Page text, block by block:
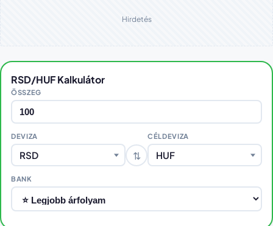
Hirdetés
RSD/HUF Kalkulátor
ÖSSZEG
DEVIZA
RSD ⇅
CÉLDEVIZA
HUF
BANK